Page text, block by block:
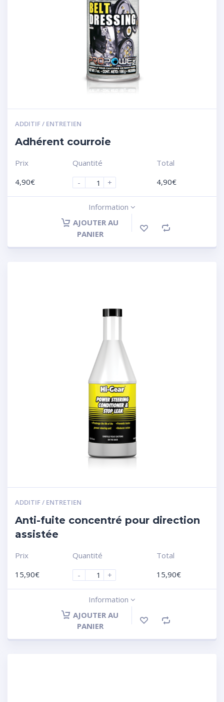
ADDITIF / ENTRETIEN
Adhérent courroie
Prix
4,90€
Quantité
-
+
Total
4,90€
Information
AJOUTER AU
PANIER
ADDITIF / ENTRETIEN
Anti-fuite concentré pour direction
assistée
Prix
15,90€
Quantité
-
+
Total
15,90€
Information
AJOUTER AU
PANIER